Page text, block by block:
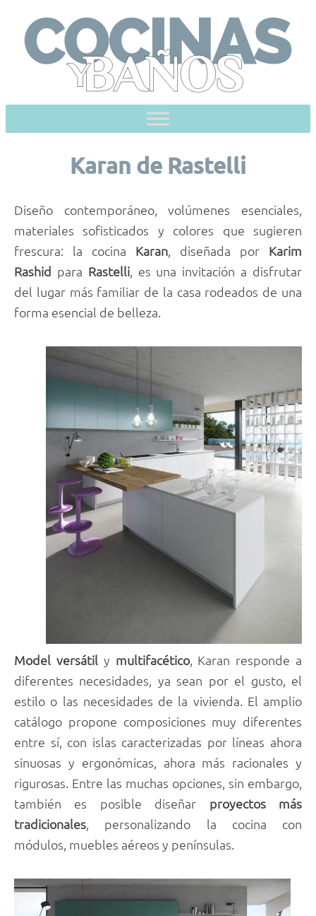
content
Karan de Rastelli
Diseño contemporáneo, volúmenes esenciales,
materiales sofisticados y colores que sugieren
frescura: la cocina Karan, diseñada por Karim
Rashid para Rastelli, es una invitación a disfrutar
del lugar más familiar de la casa rodeados de una
forma esencial de belleza.
Model versátily multifacético, Karan responde a
diferentes necesidades, ya sean por el gusto, el
estilo o las necesidades de la vivienda. El amplio
catálogo propone composiciones muy diferentes
entre sí, con islas caracterizadas por líneas ahora
sinuosas y ergonómicas, ahora más racionales y
rigurosas. Entre las muchas opciones, sin embargo,
también es posible diseñar proyectos más
tradicionales, personalizando la cocina con
módulos, muebles aéreos y penínsulas.